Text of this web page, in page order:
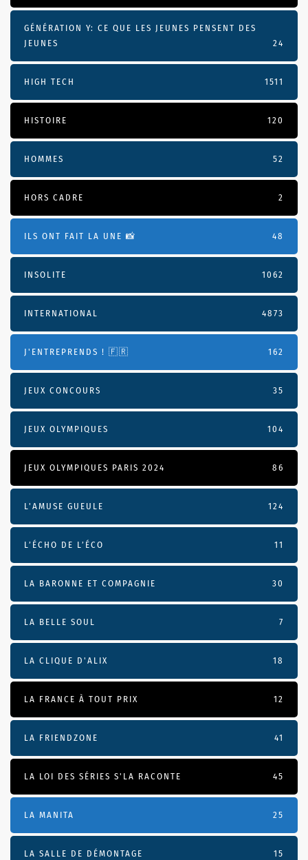
GÉNÉRATION Y: CE QUE LES JEUNES PENSENT DES
JEUNES
24
HIGH TECH 1511
HISTOIRE 120
HOMMES 52
HORS CADRE 2
ILS ONT FAIT LA UNE 📸 48
INSOLITE 1062
INTERNATIONAL 4873
J'ENTREPRENDS ! 🇫🇷 162
JEUX CONCOURS 35
JEUX OLYMPIQUES 104
JEUX OLYMPIQUES PARIS 2024 86
L'AMUSE GUEULE 124
L’ÉCHO DE L’ÉCO 11
LA BARONNE ET COMPAGNIE 30
LA BELLE SOUL 7
LA CLIQUE D'ALIX 18
LA FRANCE À TOUT PRIX 12
LA FRIENDZONE 41
LA LOI DES SÉRIES S'LA RACONTE 45
LA MANITA 25
LA SALLE DE DÉMONTAGE 15